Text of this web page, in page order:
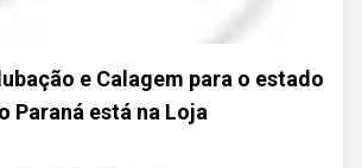
e Calagem para o estado
Paraná está na Loja